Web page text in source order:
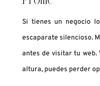
Si tienes un negocio
escaparate silencioso.
antes de visitar tu web.
altura, puedes perder